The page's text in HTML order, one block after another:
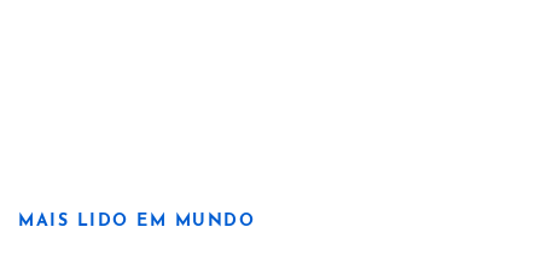
MAIS LIDO EM MUNDO